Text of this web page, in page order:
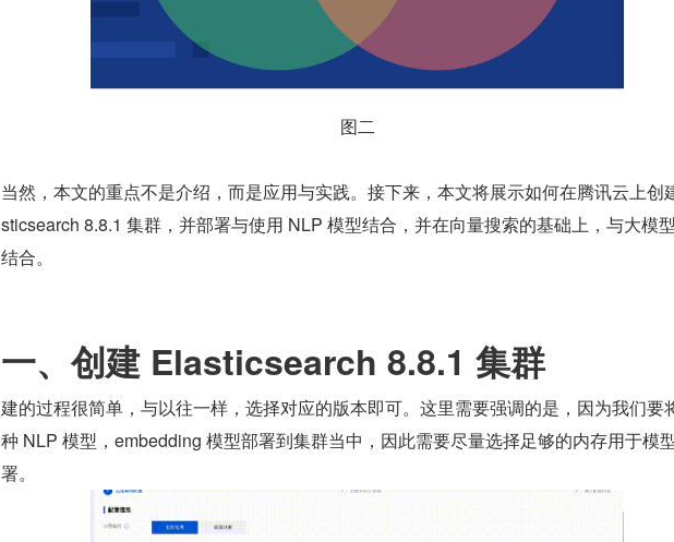
图二
当然，本文的重点不是介绍，而是应用与实践。接下来，本文将展示如何在腾讯云上创
sticsearch 8.8.1 集群，并部署与使用 NLP 模型结合，并在向量搜索的基础上，与大模
结合。
一、创建 Elasticsearch 8.8.1 集群
建的过程很简单，与以往一样，选择对应的版本即可。这里需要强调的是，因为我们要
种 NLP 模型，embedding 模型部署到集群当中，因此需要尽量选择足够的内存用于模
署。